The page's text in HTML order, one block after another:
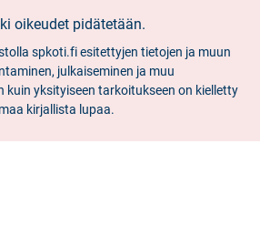
oikeudet pidätetään.
spkoti.fi esitettyjen tietojen ja muun
julkaiseminen ja muu
kuin yksityiseen tarkoitukseen on kielletty
kirjallista lupaa.